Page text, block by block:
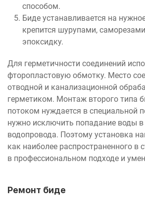
способом.
Биде устанавливается на
крепится шурупами,
эпоксидку.
Для герметичности соединений
фторопластовую обмотку. Место
отводной и канализационной
герметиком. Монтаж второго типа
потоком нуждается в специальной
нужно исключить попадание воды в
водопровода. Поэтому установка
как наиболее распространенного в
в профессиональном подходе и
Ремонт биде